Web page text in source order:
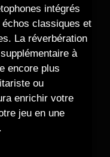
intégrés
classiques et
La réverbération
à
encore plus
ou
enrichir votre
jeu en une